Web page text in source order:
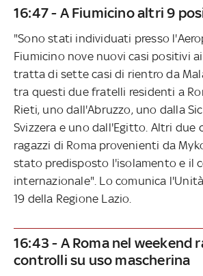
16:47 - A Fiumicino altri 9
"Sono stati individuati presso
Fiumicino nove nuovi casi positivi
tratta di sette casi di rientro da
tra questi due fratelli residenti a
Rieti, uno dall'Abruzzo, uno dalla
Svizzera e uno dall'Egitto. Altri due
ragazzi di Roma provenienti da
stato predisposto l'isolamento e il
internazionale". Lo comunica l'Unità
19 della Regione Lazio.
16:43 - A Roma nel weekend
controlli su uso mascherina